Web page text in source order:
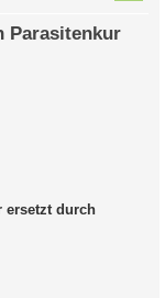
Parasitenkur
ersetzt durch